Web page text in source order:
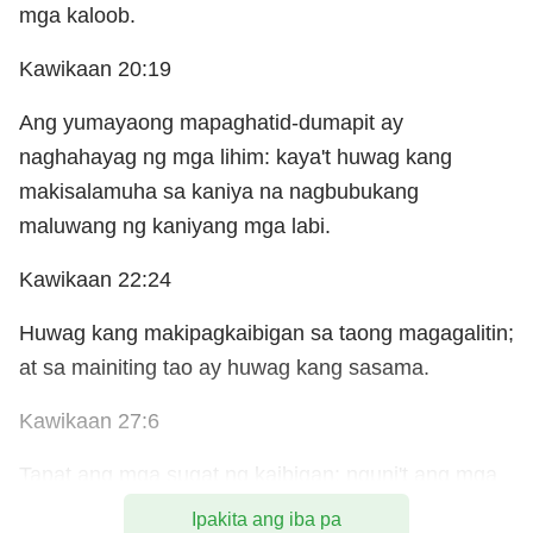
mga kaloob.
Kawikaan 20:19
Ang yumayaong mapaghatid-dumapit ay
naghahayag ng mga lihim: kaya't huwag kang
makisalamuha sa kaniya na nagbubukang
maluwang ng kaniyang mga labi.
Kawikaan 22:24
Huwag kang makipagkaibigan sa taong magagalitin;
at sa mainiting tao ay huwag kang sasama.
Kawikaan 27:6
halik ng kaaway ay malabis.
Ipakita ang iba pa